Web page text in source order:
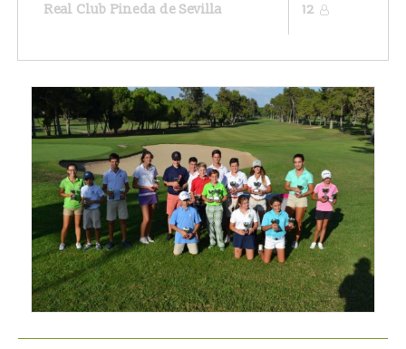
Real Club Pineda de Sevilla 12
Real Federación Andaluza de